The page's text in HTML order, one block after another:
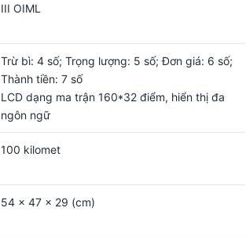
III OIML
Trừ bì: 4 số; Trọng lượng: 5 số; Đơn giá: 6 số;
Thành tiền: 7 số
LCD dạng ma trận 160*32 điểm, hiển thị đa
ngôn ngữ
100 kilomet
54 x 47 x 29 (cm)